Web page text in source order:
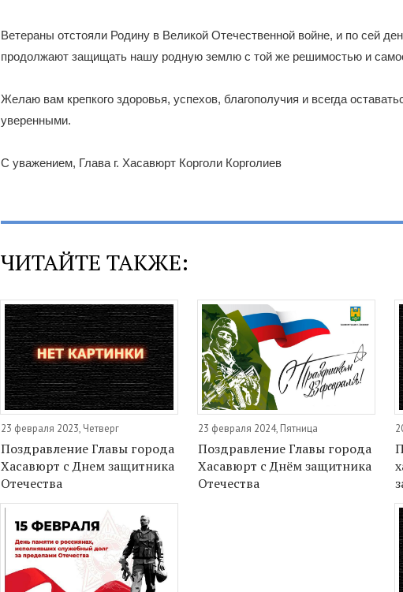
Ветераны отстояли Родину в Великой Отечественной войне, и по сей
продолжают защищать нашу родную землю с той же решимостью и
Желаю вам крепкого здоровья, успехов, благополучия и всегда
уверенными.
С уважением, Глава г. Хасавюрт Корголи Корголиев
ЧИТАЙТЕ ТАКЖЕ:
23 февраля 2023, Четверг
Поздравление Главы города
Хасавюрт с Днем защитника
Отечества
23 февраля 2024, Пятница
Поздравление Главы города
Хасавюрт с Днём защитника
Отечества